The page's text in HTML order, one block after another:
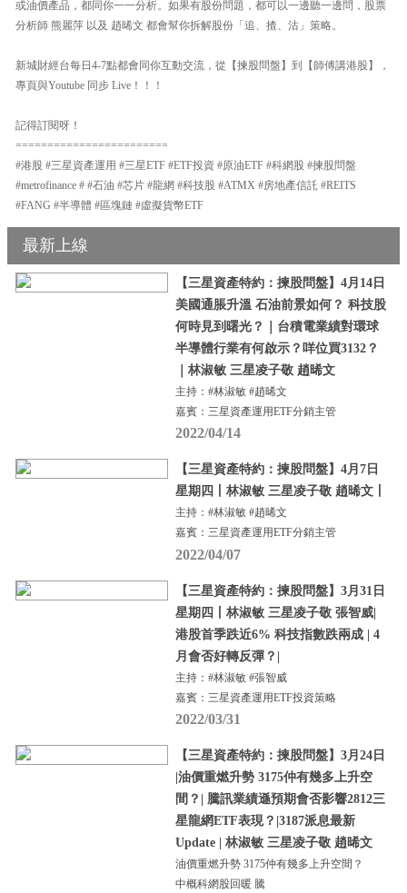
或油價產品，都同你一一分析。如果有股份問題，都可以一邊聽一邊問，股票
分析師 熊麗萍 以及 趙晞文 都會幫你拆解股份「追、揸、沽」策略。
新城財經台每日4-7點都會同你互動交流，從【揀股問盤】到【師傅講港股】，
專頁與Youtube 同步 Live！！！
記得訂閱呀！
========================
#港股 #三星資產運用 #三星ETF #ETF投資 #原油ETF #科網股 #揀股問盤
#metrofinance # #石油 #芯片 #龍網 #科技股 #ATMX #房地產信託 #REITS
#FANG #半導體 #區塊鏈 #虛擬貨幣ETF
最新上線
【三星資產特約：揀股問盤】4月14日
美國通脹升溫 石油前景如何？ 科技股
何時見到曙光？｜台積電業績對環球
半導體行業有何啟示？咩位買3132？
｜林淑敏 三星凌子敬 趙晞文
主持：#林淑敏 #趙晞文
嘉賓：三星資產運用ETF分銷主管
2022/04/14
【三星資產特約：揀股問盤】4月7日
星期四丨林淑敏 三星凌子敬 趙晞文丨
主持：#林淑敏 #趙晞文
嘉賓：三星資產運用ETF分銷主管
2022/04/07
【三星資產特約：揀股問盤】3月31日
星期四丨林淑敏 三星凌子敬 張智威|
港股首季跌近6% 科技指數跌兩成 | 4
月會否好轉反彈？|
主持：#林淑敏 #張智威
嘉賓：三星資產運用ETF投資策略
2022/03/31
【三星資產特約：揀股問盤】3月24日
|油價重燃升勢 3175仲有幾多上升空
間？| 騰訊業績遜預期會否影響2812三
星龍網ETF表現？|3187派息最新
Update | 林淑敏 三星凌子敬 趙晞文
油價重燃升勢 3175仲有幾多上升空間？
中概科網股回暖 騰